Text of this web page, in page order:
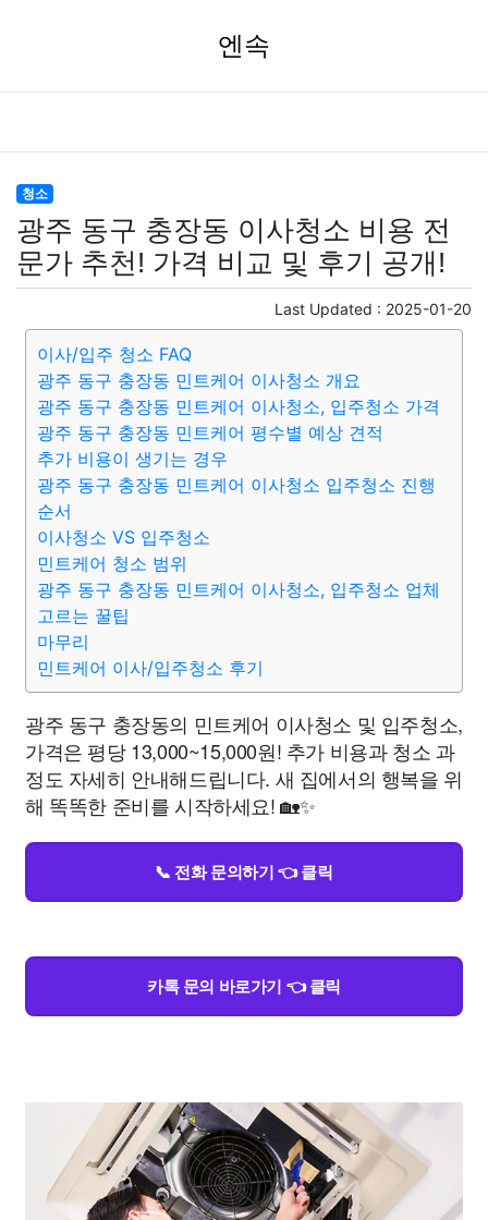
엔속
청소
광주 동구 충장동 이사청소 비용 전
문가 추천! 가격 비교 및 후기 공개!
Last Updated : 2025-01-20
이사/입주 청소 FAQ
광주 동구 충장동 민트케어 이사청소 개요
광주 동구 충장동 민트케어 이사청소, 입주청소 가격
광주 동구 충장동 민트케어 평수별 예상 견적
추가 비용이 생기는 경우
광주 동구 충장동 민트케어 이사청소 입주청소 진행
순서
이사청소 VS 입주청소
민트케어 청소 범위
광주 동구 충장동 민트케어 이사청소, 입주청소 업체
고르는 꿀팁
마무리
민트케어 이사/입주청소 후기
광주 동구 충장동의 민트케어 이사청소 및 입주청소,
가격은 평당 13,000~15,000원! 추가 비용과 청소 과
정도 자세히 안내해드립니다. 새 집에서의 행복을 위
해 똑똑한 준비를 시작하세요! 🏡✨
📞 전화 문의하기 👈 클릭
카톡 문의 바로가기 👈 클릭